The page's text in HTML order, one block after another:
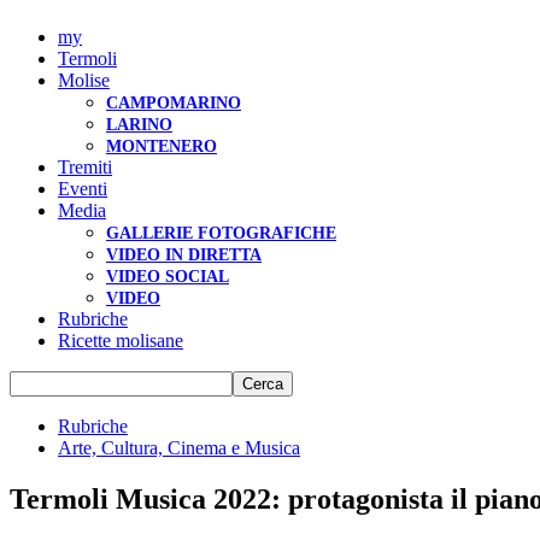
my
Termoli
Molise
CAMPOMARINO
LARINO
MONTENERO
Tremiti
Eventi
Media
GALLERIE FOTOGRAFICHE
VIDEO IN DIRETTA
VIDEO SOCIAL
VIDEO
Rubriche
Ricette molisane
Rubriche
Arte, Cultura, Cinema e Musica
Termoli Musica 2022: protagonista il